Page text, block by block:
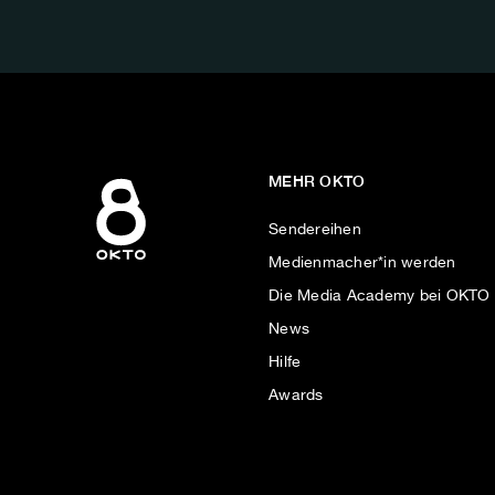
MEHR OKTO
Sendereihen
Medienmacher*in werden
Die Media Academy bei OKTO
News
Hilfe
Awards